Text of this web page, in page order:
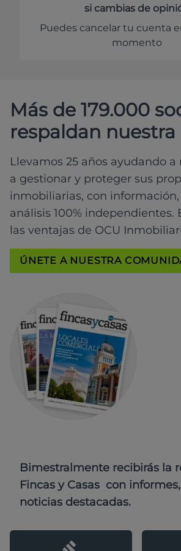
si cambias de
Puedes cancelar tu cuenta
momento
Más de 179.000
respaldan
Llevamos 25 años ayudando a
a gestionar y proteger sus
inmobiliarias, con información,
análisis 100% independientes.
las ventajas de OCU
ÚNETE A NUESTRA
Bimestralmente recibirás la
Fincas y Casas con
noticias destacadas.